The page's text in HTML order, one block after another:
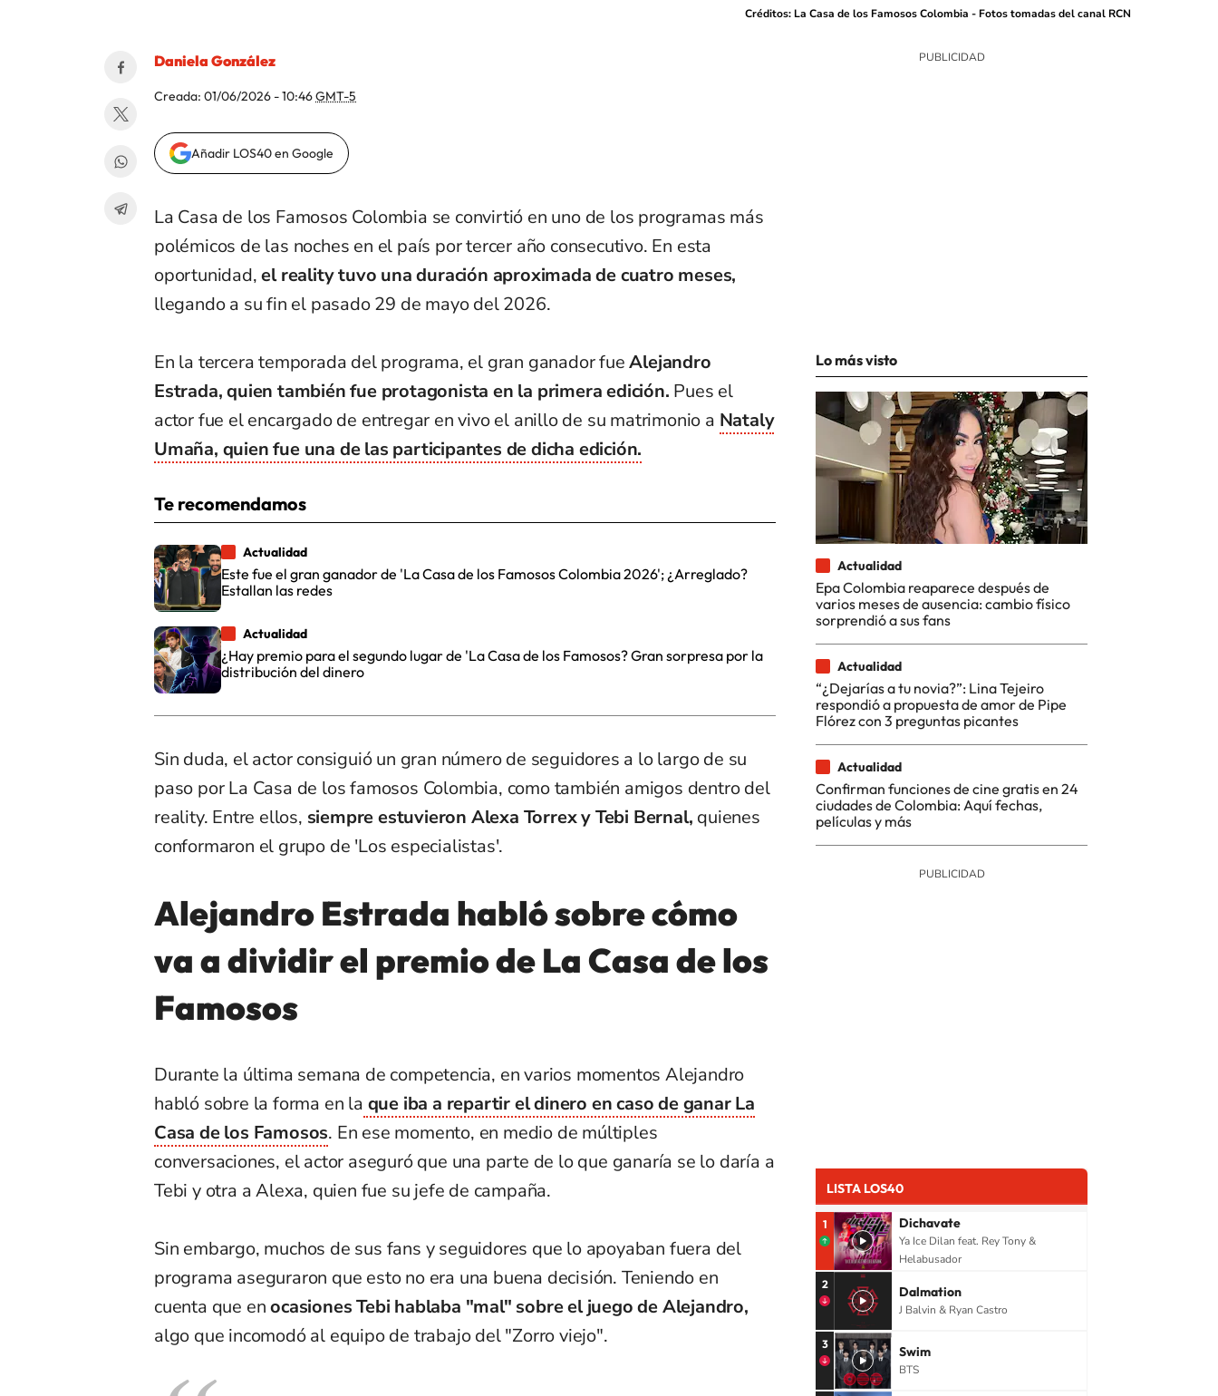
Créditos: La Casa de los Famosos Colombia - Fotos tomadas del canal RCN
Daniela González
Creada: 01/06/2026 - 10:46GMT-5
Añadir LOS40 en Google
La Casa de los Famosos Colombia se convirtió en uno de los programas más
polémicos de las noches en el país por tercer año consecutivo. En esta
oportunidad,el reality tuvo una duración aproximada de cuatro meses,
llegando a su fin el pasado 29 de mayo del 2026.
En la tercera temporada del programa, el gran ganador fueAlejandro
Estrada, quien también fue protagonista en la primera edición. Pues el
actor fue el encargado de entregar en vivo el anillo de su matrimonio a Nataly
Umaña, quien fue una de las participantes de dicha edición.
Te recomendamos
Actualidad
Este fue el gran ganador de 'La Casa de los Famosos Colombia 2026'; ¿Arreglado?
Estallan las redes
Actualidad
¿Hay premio para el segundo lugar de 'La Casa de los Famosos? Gran sorpresa por la
distribución del dinero
Sin duda, el actor consiguió un gran número de seguidores a lo largo de su
paso por La Casa de los famosos Colombia, como también amigos dentro del
reality. Entre ellos, siempre estuvieron Alexa Torrex y Tebi Bernal, quienes
conformaron el grupo de 'Los especialistas'.
Alejandro Estrada habló sobre cómo
va a dividir el premio de La Casa de los
Famosos
Durante la última semana de competencia, en varios momentos Alejandro
habló sobre la forma en la que iba a repartir el dinero en caso de ganar La
Casa de los Famosos. En ese momento, en medio de múltiples
conversaciones, el actor aseguró que una parte de lo que ganaría se lo daría a
Tebi y otra a Alexa, quien fue su jefe de campaña.
Sin embargo, muchos de sus fans y seguidores que lo apoyaban fuera del
programa aseguraron que esto no era una buena decisión. Teniendo en
cuenta que enocasiones Tebi hablaba "mal" sobre el juego de Alejandro,
algo que incomodó al equipo de trabajo del "Zorro viejo".
Lo más visto
Actualidad
Epa Colombia reaparece después de
varios meses de ausencia: cambio físico
sorprendió a sus fans
Actualidad
“¿Dejarías a tu novia?”: Lina Tejeiro
respondió a propuesta de amor de Pipe
Flórez con 3 preguntas picantes
Actualidad
Confirman funciones de cine gratis en 24
ciudades de Colombia: Aquí fechas,
películas y más
LISTA LOS40
1 Dichavate
Ya Ice Dilan feat. Rey Tony &
Helabusador
2 Dalmation
J Balvin & Ryan Castro
3 Swim
BTS